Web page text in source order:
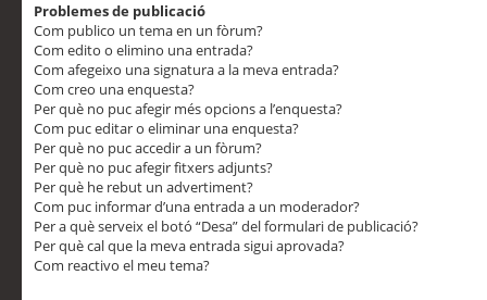
Problemes de publicació
Com publico un tema en un fòrum?
Com edito o elimino una entrada?
Com afegeixo una signatura a la meva entrada?
Com creo una enquesta?
Per què no puc afegir més opcions a l’enquesta?
Com puc editar o eliminar una enquesta?
Per què no puc accedir a un fòrum?
Per què no puc afegir fitxers adjunts?
Per què he rebut un advertiment?
Com puc informar d’una entrada a un moderador?
Per a què serveix el botó “Desa” del formulari de publicació?
Per què cal que la meva entrada sigui aprovada?
Com reactivo el meu tema?